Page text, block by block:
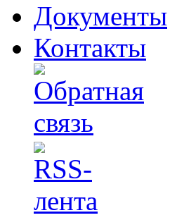
Документы
Контакты